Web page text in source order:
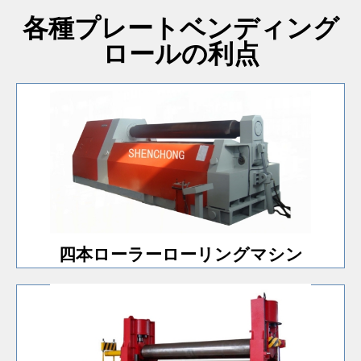
各種プレートベンディング
ロールの利点
四本ローラーローリングマシン
四本ローラーローリングマシン
CNCコントローラーを搭載し、プログラム編集や圧延
工程の保存が可能なプレートベンディングロールマシ
ンです。
す。油圧ステーション付きで、16x2000mm を超える
機械モデルに適しています。